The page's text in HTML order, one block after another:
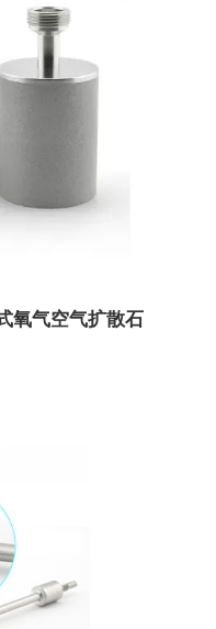
氧气空气扩散石